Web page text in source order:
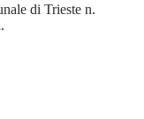
di Trieste n.